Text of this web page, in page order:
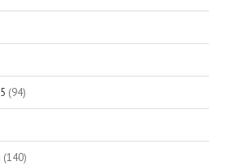
(94)
(140)